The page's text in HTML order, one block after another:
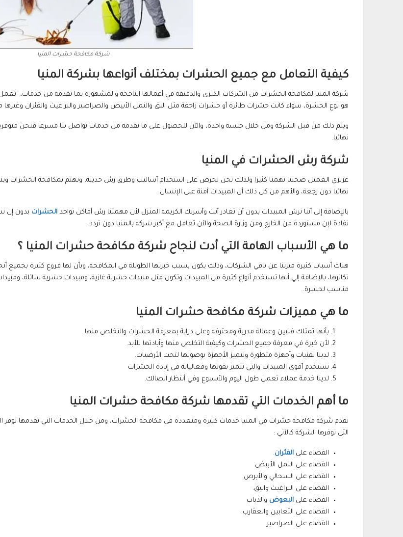
شركة مكافحة حشرات المنيا
كيفية التعامل مع جميع الحشرات بمختلف أنواعها بشركة المنيا
شركة المنيا لمكافحة الحشرات من الشركات الكبرى والدقيقة في أعمالها الناجحة والمشهورة بما تقدمه من خدمات، تعمل
هو نوع الحشرة، سواء كانت حشرات طائرة أو حشرات زاحفة مثل البق والنمل الأبيض والصراصير والبراغيث والفئران
نهائيا.
شركة رش الحشرات في المنيا
عزيزي العميل صحتنا تهمنا كثيرا ولذلك نحن نحرص على استخدام أساليب وطرق رش حديثة، ونهتم بمكافحة الحشرات
نهائيا دون رجعة، والأهم من كل ذلك أن المبيدات آمنة على الإنسان.
بالإضافة إلى أننا نرش المبيدات بدون أن تغادر أنت وأسرتك الكريمة المنزل لأن مهمتنا رش أماكن تواجد الحشرات بدون إن
نفاذة لإن مستوردة من الخارج ومن وزارة الصحة والآن تعامل مع أكبر شركة بالمنيا دون تردد.
ما هي الأسباب الهامة التي أدت لنجاح شركة مكافحة حشرات المنيا ؟
هناك أسباب كثيرة ميزتنا عن باقي الشركات، وذلك يكون بسبب خبرتها الطويلة في المكافحة، وبأن لها فروع كثيرة
تكاثرها، بالإضافة إلي أنها تستخدم أنواع كثيرة من المبيدات وتكون مثل مبيدات حشرية غازية، ومبيدات حشرية سائلة،
مناسب لحشرة.
ما هي مميزات شركة مكافحة حشرات المنيا
بأنها تمتلك فنيين وعمالة مدربة ومحترفة وعلى دراية بمعرفة الحشرات والتخلص منها.
لأن خبرة في معرفة جميع الحشرات وكيفية التخلص منها وأبادتها للأبد.
لدينا تقنيات وأجهزة متطورة وتتميز الأجهزة بوصولها لتحت الأرضيات.
نستخدم أقوي المبيدات والتي تتميز بقوتها وفعالياته في إبادة الحشرات
لدينا خدمة عملاء تعمل طول اليوم والأسبوع وفي أنتظار اتصالك.
ما أهم الخدمات التي تقدمها شركة مكافحة حشرات المنيا
تقدم شركة مكافحة حشرات في المنيا خدمات كثيرة ومتعددة في مكافحة الحشرات، ومن خلال الخدمات التي نقدمها نوفر
التي توفرها الشركة كالآتي :
القضاء على الفئران.
القضاء على النمل الأبيض.
القضاء على السحالي والأبرص.
القضاء على البراغيث والبق.
القضاء على البعوض والذباب
القضاء على الثعابين والعقارب.
القضاء على الصراصير.